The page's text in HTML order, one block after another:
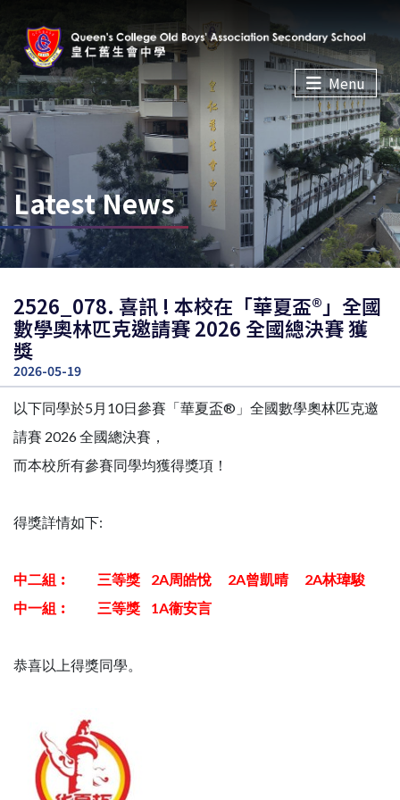
Menu
Latest News
2526_078. 喜訊 ! 本校在「華夏盃®」全國
數學奧林匹克邀請賽 2026 全國總決賽 獲
獎
2026-05-19
以下同學於5月10日參賽「華夏盃®」全國數學奧林匹克邀
請賽 2026 全國總決賽，
而本校所有參賽同學均獲得獎項！
得獎詳情如下:
中二組︰ 三等獎 2A周皓悅 2A曾凱晴 2A林瑋駿
中一組︰ 三等獎 1A衞安言
恭喜以上得獎同學。